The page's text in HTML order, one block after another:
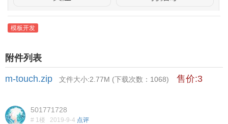
模板开发
附件列表
m-touch.zip 文件大小:2.77M (下载次数：1068) 售价:3
501771728
# 1楼 2019-9-4 点评